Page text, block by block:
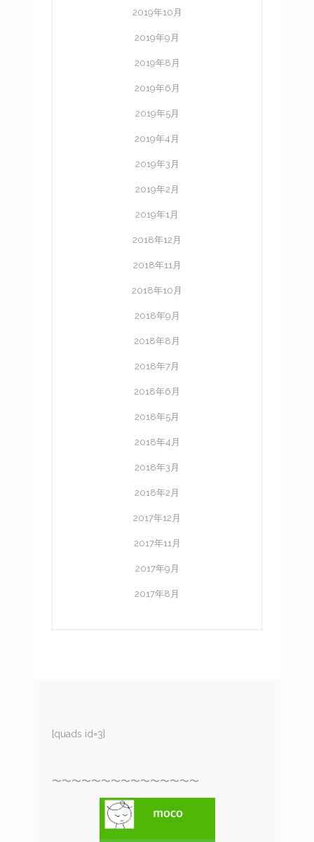
2019年10月
2019年9月
2019年8月
2019年6月
2019年5月
2019年4月
2019年3月
2019年2月
2019年1月
2018年12月
2018年11月
2018年10月
2018年9月
2018年8月
2018年7月
2018年6月
2018年5月
2018年4月
2018年3月
2018年2月
2017年12月
2017年11月
2017年9月
2017年8月
[quads id=3]
〜〜〜〜〜〜〜〜〜〜〜〜〜〜〜